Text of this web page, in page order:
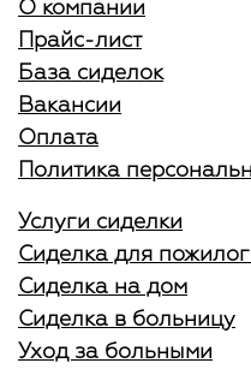
О компании
Прайс-лист
База сиделок
Вакансии
Оплата
Политика
Услуги сиделки
Сиделка для
Сиделка на дом
Сиделка в больницу
Уход за больными